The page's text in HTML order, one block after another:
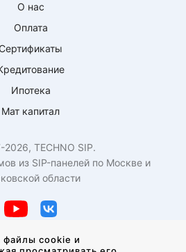
О нас
Оплата
Ипотека
Мат капитал
TECHNO SIP.
из SIP-панелей по Москве и
области
файлы cookie и